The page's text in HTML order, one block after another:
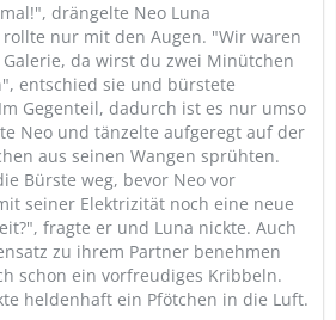
drängelte Neo Luna
rollte nur mit den Augen. "Wir waren
da wirst du zwei Minütchen
entschied sie und bürstete
Gegenteil, dadurch ist es nur umso
Neo und tänzelte aufgeregt auf der
aus seinen Wangen sprühten.
Bürste weg, bevor Neo vor
seiner Elektrizität noch eine neue
fragte er und Luna nickte. Auch
zu ihrem Partner benehmen
schon ein vorfreudiges Kribbeln.
heldenhaft ein Pfötchen in die Luft.